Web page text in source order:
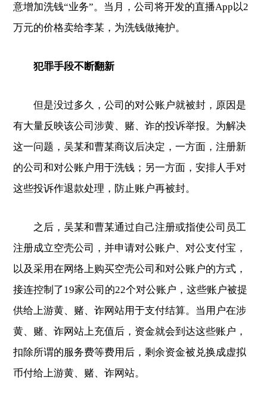
意增加洗钱“业务”。当月，公司将开发的直播App以2
万元的价格卖给李某，为洗钱做掩护。
犯罪手段不断翻新
但是没过多久，公司的对公账户就被封，原因是
有大量反映该公司涉黄、赌、诈的投诉举报。为解决
这一问题，吴某和曹某商议后决定，一方面，注册新
的公司和对公账户用于洗钱；另一方面，安排人手对
这些投诉作退款处理，防止账户再被封。
之后，吴某和曹某通过自己注册或指使公司员工
注册成立空壳公司，并申请对公账户、对公支付宝，
以及采用在网络上购买空壳公司和对公账户的方式，
接连控制了19家公司的22个对公账户，这些账户被提
供给上游黄、赌、诈网站用于支付结算。当用户在涉
黄、赌、诈网站上充值后，资金就会到达这些账户，
扣除所谓的服务费等费用后，剩余资金被兑换成虚拟
币付给上游黄、赌、诈网站。